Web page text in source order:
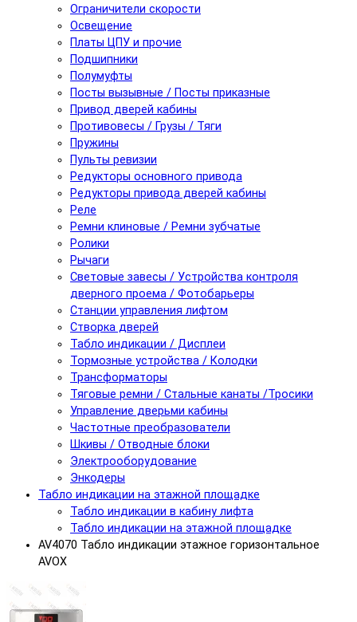
Ограничители скорости
Освещение
Платы ЦПУ и прочие
Подшипники
Полумуфты
Посты вызывные / Посты приказные
Привод дверей кабины
Противовесы / Грузы / Тяги
Пружины
Пульты ревизии
Редукторы основного привода
Редукторы привода дверей кабины
Реле
Ремни клиновые / Ремни зубчатые
Ролики
Рычаги
Световые завесы / Устройства контроля
дверного проема / Фотобарьеры
Станции управления лифтом
Створка дверей
Табло индикации / Дисплеи
Тормозные устройства / Колодки
Трансформаторы
Тяговые ремни / Стальные канаты /Тросики
Управление дверьми кабины
Частотные преобразователи
Шкивы / Отводные блоки
Электрооборудование
Энкодеры
Табло индикации на этажной площадке
Табло индикации в кабину лифта
Табло индикации на этажной площадке
AV4070 Табло индикации этажное горизонтальное
AVOX